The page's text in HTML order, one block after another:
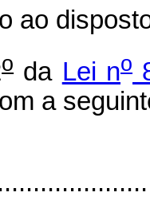
ao
oda Lei no
a